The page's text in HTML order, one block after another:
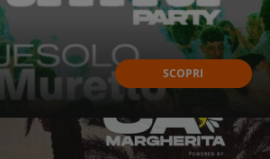
SCOPRI